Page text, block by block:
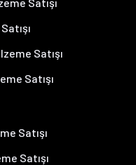
Satışı
Satışı
Satışı
Satışı